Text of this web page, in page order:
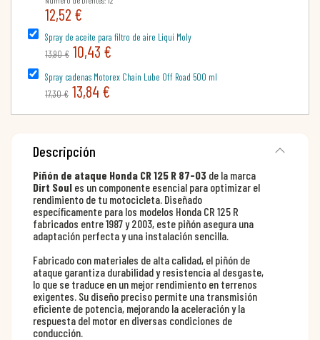
12,52 €
Spray de aceite para filtro de aire Liqui Moly
13,90 € 10,43 €
Spray cadenas Motorex Chain Lube Off Road 500 ml
17,30 € 13,84 €
Descripción
Piñón de ataque Honda CR 125 R 87-03 de la marca
Dirt Soul es un componente esencial para optimizar el
rendimiento de tu motocicleta. Diseñado
específicamente para los modelos Honda CR 125 R
fabricados entre 1987 y 2003, este piñón asegura una
adaptación perfecta y una instalación sencilla.
Fabricado con materiales de alta calidad, el piñón de
ataque garantiza durabilidad y resistencia al desgaste,
lo que se traduce en un mejor rendimiento en terrenos
exigentes. Su diseño preciso permite una transmisión
eficiente de potencia, mejorando la aceleración y la
respuesta del motor en diversas condiciones de
conducción.